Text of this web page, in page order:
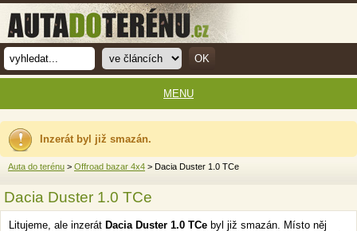
Inzerát byl již smazán.
Auta do terénu > Offroad bazar 4x4 > Dacia Duster 1.0 TCe
Dacia Duster 1.0 TCe
Litujeme, ale inzerát Dacia Duster 1.0 TCe byl již smazán. Místo něj
MENU